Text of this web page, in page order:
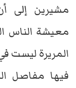
مشيرين إلى
معيشة الناس
المريرة ليست
فيها مفاصل